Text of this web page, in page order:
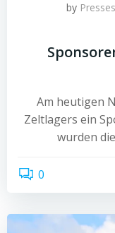
by
Am heutigen
Zeltlagers ein
wurden
0